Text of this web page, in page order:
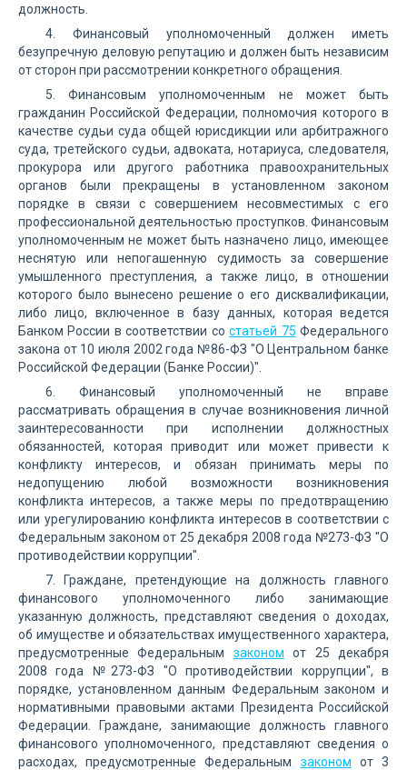
должность.
4. Финансовый уполномоченный должен иметь
безупречную деловую репутацию и должен быть независим
от сторон при рассмотрении конкретного обращения.
5. Финансовым уполномоченным не может быть
гражданин Российской Федерации, полномочия которого в
качестве судьи суда общей юрисдикции или арбитражного
суда, третейского судьи, адвоката, нотариуса, следователя,
прокурора или другого работника правоохранительных
органов были прекращены в установленном законом
порядке в связи с совершением несовместимых с его
профессиональной деятельностью проступков. Финансовым
уполномоченным не может быть назначено лицо, имеющее
неснятую или непогашенную судимость за совершение
умышленного преступления, а также лицо, в отношении
которого было вынесено решение о его дисквалификации,
либо лицо, включенное в базу данных, которая ведется
Банком России в соответствии состатьей 75 Федерального
закона от 10 июля 2002 года №86-ФЗ "О Центральном банке
Российской Федерации (Банке России)".
6. Финансовый уполномоченный не вправе
рассматривать обращения в случае возникновения личной
заинтересованности при исполнении должностных
обязанностей, которая приводит или может привести к
конфликту интересов, и обязан принимать меры по
недопущению любой возможности возникновения
конфликта интересов, а также меры по предотвращению
или урегулированию конфликта интересов в соответствии с
Федеральным законом от 25 декабря 2008 года №273-ФЗ "О
противодействии коррупции".
7. Граждане, претендующие на должность главного
финансового уполномоченного либо занимающие
указанную должность, представляют сведения о доходах,
об имуществе и обязательствах имущественного характера,
предусмотренные Федеральным законом от 25 декабря
2008 года №273-ФЗ "О противодействии коррупции", в
порядке, установленном данным Федеральным законом и
нормативными правовыми актами Президента Российской
Федерации. Граждане, занимающие должность главного
финансового уполномоченного, представляют сведения о
расходах, предусмотренные Федеральным законом от 3